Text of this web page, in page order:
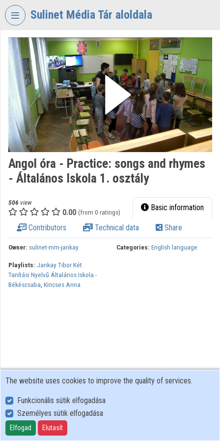
Skip header
Sulinet Média Tár aloldala
VIDEOTORIUM
SULINET
MÉDIA
TÁR
Organization home
Log In
Categories
Contributors
Angol óra - Practice: songs and rhymes
- Általános Iskola 1. osztály
506 view
0.00 (from 0 ratings) Basic information
Contributors Technical data Share
Owner: sulinet-mm-jankay Categories: English language
Playlists: Jankay Tibor Két
Tanítási Nyelvű Általános Iskola -
Békéscsaba, Kincses Anna
User Policy
Adatkezelési tájékoztató (en)
Cookie Policy
The website uses cookies to improve the quality of services.
Funkcionális sütik elfogadása
Személyes sütik elfogadása
Elfogad Elutasít